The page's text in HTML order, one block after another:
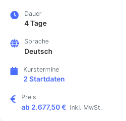
Dauer
4 Tage
Sprache
Deutsch
Kurstermine
2 Startdaten
Preis
ab 2.677,50 € inkl. MwSt.